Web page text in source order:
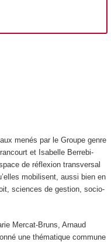
menés par le Groupe genre
et Isabelle Berrebi-
de réflexion transversal
mobilisent, aussi bien en
sciences de gestion, socio-
Mercat-Bruns, Arnaud
une thématique commune